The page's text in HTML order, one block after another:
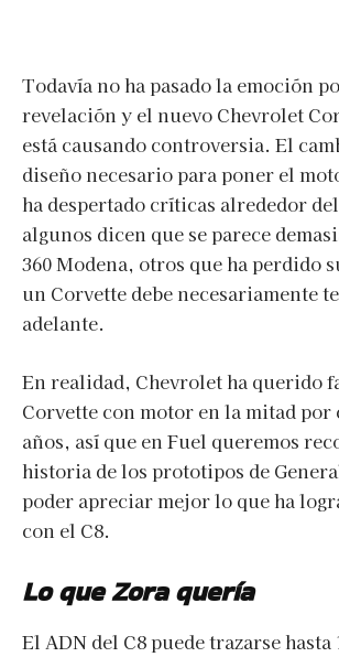
Todavía no ha pasado la emoción
revelación y el nuevo Chevrolet
está causando controversia. El
diseño necesario para poner el
ha despertado críticas alrededor
algunos dicen que se parece
360 Modena, otros que ha perdido
un Corvette debe necesariamente
adelante.
En realidad, Chevrolet ha querido
Corvette con motor en la mitad por
años, así que en Fuel queremos
historia de los prototipos de
poder apreciar mejor lo que ha
con el C8.
Lo que Zora quería
El ADN del C8 puede trazarse hasta